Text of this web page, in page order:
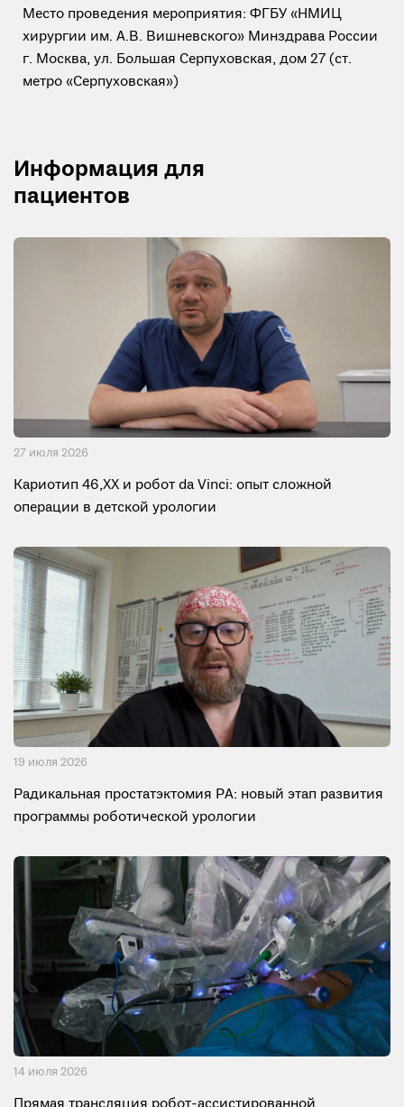
Место проведения мероприятия: ФГБУ «НМИЦ
хирургии им. А.В. Вишневского» Минздрава России
г. Москва, ул. Большая Серпуховская, дом 27 (ст.
метро «Серпуховская»)
Информация для
пациентов
27 июля 2026
Кариотип 46,XX и робот da Vinci: опыт сложной
операции в детской урологии
19 июля 2026
Радикальная простатэктомия РА: новый этап развития
программы роботической урологии
14 июля 2026